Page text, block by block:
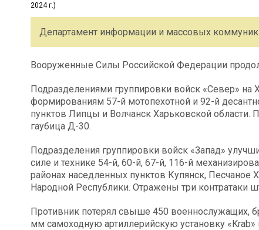
Департамент информации и массовых
Вооруженные Силы Российской Федерации
Подразделениями группировки войск «Север»
формированиям 57-й мотопехотной и 92-й
пунктов Липцы и Волчанск Харьковской
гаубица Д-30.
Подразделения группировки войск «Запад»
силе и технике 54-й, 60-й, 67-й, 116-й
районах наседленных пунктов Купянск,
Народной Республики. Отражены три контратаки
Противник потерял свыше 450 военнослужащих,
мм самоходную артиллерийскую установку